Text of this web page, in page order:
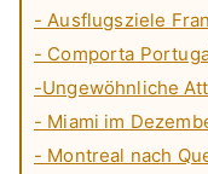
- Ausflugsziele
- Comporta
-Ungewöhnliche
- Miami im
- Montreal nach